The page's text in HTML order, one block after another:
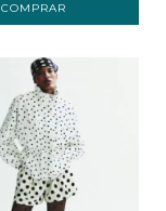
COMPRAR